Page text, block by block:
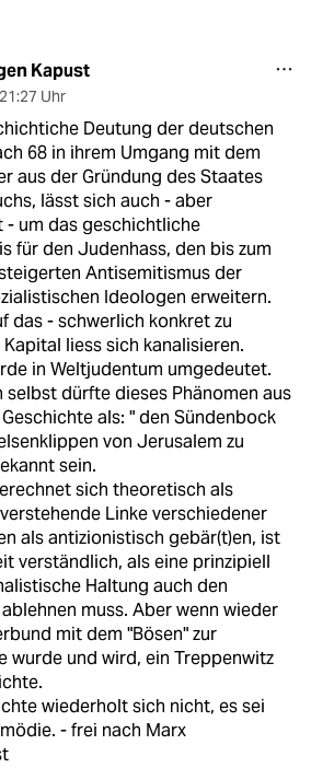
Kapust
21:27 Uhr
Deutung der deutschen
68 in ihrem Umgang mit dem
aus der Gründung des Staates
lässt sich auch - aber
- um das geschichtliche
für den Judenhass, den bis zum
Antisemitismus der
Ideologen erweitern.
das - schwerlich konkret zu
liess sich kanalisieren.
in Weltjudentum umgedeutet.
selbst dürfte dieses Phänomen aus
als: " den Sündenbock
von Jerusalem zu
sein.
sich theoretisch als
Linke verschiedener
als antizionistisch gebär(t)en, ist
verständlich, als eine prinzipiell
Haltung auch den
muss. Aber wenn wieder
mit dem "Bösen" zur
wurde und wird, ein Treppenwitz
wiederholt sich nicht, es sei
- frei nach Marx